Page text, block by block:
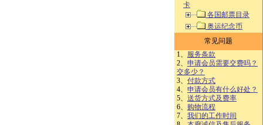
卡
各国邮票目录
奥运纪念币
常见问题
1、 服务条款
2、 申请会员需要交费吗？
交多少？
3、 付款方式
4、 申请会员有什么好处？
5、 送货方式及费率
6、 购物流程
7、 我们的工作时间